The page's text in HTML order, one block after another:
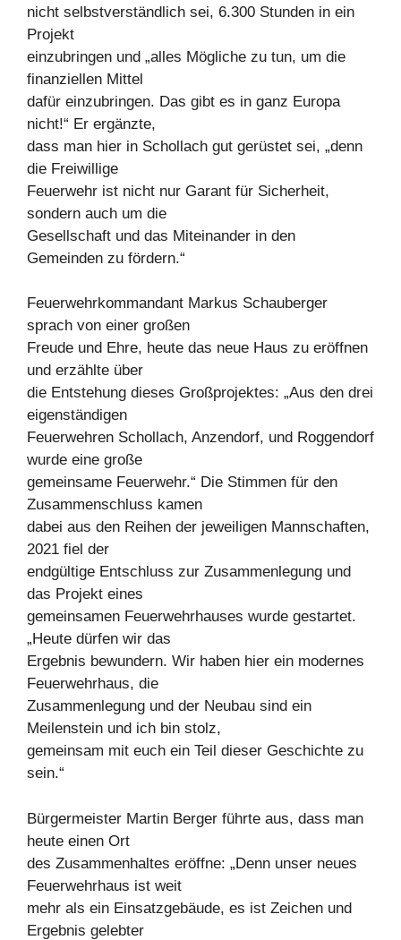
nicht selbstverständlich sei, 6.300 Stunden in ein
Projekt
einzubringen und „alles Mögliche zu tun, um die
finanziellen Mittel
dafür einzubringen. Das gibt es in ganz Europa
nicht!“ Er ergänzte,
dass man hier in Schollach gut gerüstet sei, „denn
die Freiwillige
Feuerwehr ist nicht nur Garant für Sicherheit,
sondern auch um die
Gesellschaft und das Miteinander in den
Gemeinden zu fördern.“
Feuerwehrkommandant Markus Schauberger
sprach von einer großen
Freude und Ehre, heute das neue Haus zu eröffnen
und erzählte über
die Entstehung dieses Großprojektes: „Aus den drei
eigenständigen
Feuerwehren Schollach, Anzendorf, und Roggendorf
wurde eine große
gemeinsame Feuerwehr.“ Die Stimmen für den
Zusammenschluss kamen
dabei aus den Reihen der jeweiligen Mannschaften,
2021 fiel der
endgültige Entschluss zur Zusammenlegung und
das Projekt eines
gemeinsamen Feuerwehrhauses wurde gestartet.
„Heute dürfen wir das
Ergebnis bewundern. Wir haben hier ein modernes
Feuerwehrhaus, die
Zusammenlegung und der Neubau sind ein
Meilenstein und ich bin stolz,
gemeinsam mit euch ein Teil dieser Geschichte zu
sein.“
Bürgermeister Martin Berger führte aus, dass man
heute einen Ort
des Zusammenhaltes eröffne: „Denn unser neues
Feuerwehrhaus ist weit
mehr als ein Einsatzgebäude, es ist Zeichen und
Ergebnis gelebter